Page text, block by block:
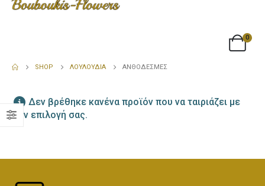
0
SHOP ΛΟΥΛΟΎΔΙΑ ΑΝΘΟΔΈΣΜΕΣ
Δεν βρέθηκε κανένα προϊόν που να ταιριάζει με
την επιλογή σας.